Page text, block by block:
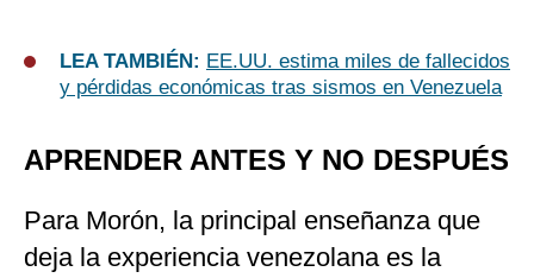
LEA TAMBIÉN: EE.UU. estima miles de fallecidos
y pérdidas económicas tras sismos en Venezuela
APRENDER ANTES Y NO DESPUÉS
Para Morón, la principal enseñanza que
deja la experiencia venezolana es la